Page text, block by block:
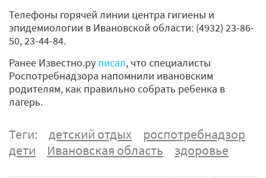
Телефоны горячей линии центра гигиены и
эпидемиологии в Ивановской области: (4932) 23-86-
50, 23-44-84.
Ранее Известно.ру писал, что специалисты
Роспотребнадзора напомнили ивановским
родителям, как правильно собрать ребенка в
лагерь.
Теги: детский отдых
роспотребнадзор
дети
Ивановская область здоровье